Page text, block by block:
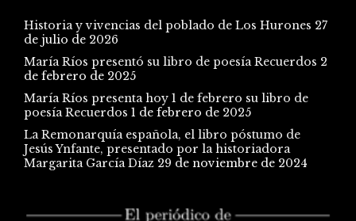
Historia y vivencias del poblado de Los Hurones 27
de julio de 2026
María Ríos presentó su libro de poesía Recuerdos 2
de febrero de 2025
María Ríos presenta hoy 1 de febrero su libro de
poesía Recuerdos 1 de febrero de 2025
La Remonarquía española, el libro póstumo de
Jesús Ynfante, presentado por la historiadora
Margarita García Díaz 29 de noviembre de 2024